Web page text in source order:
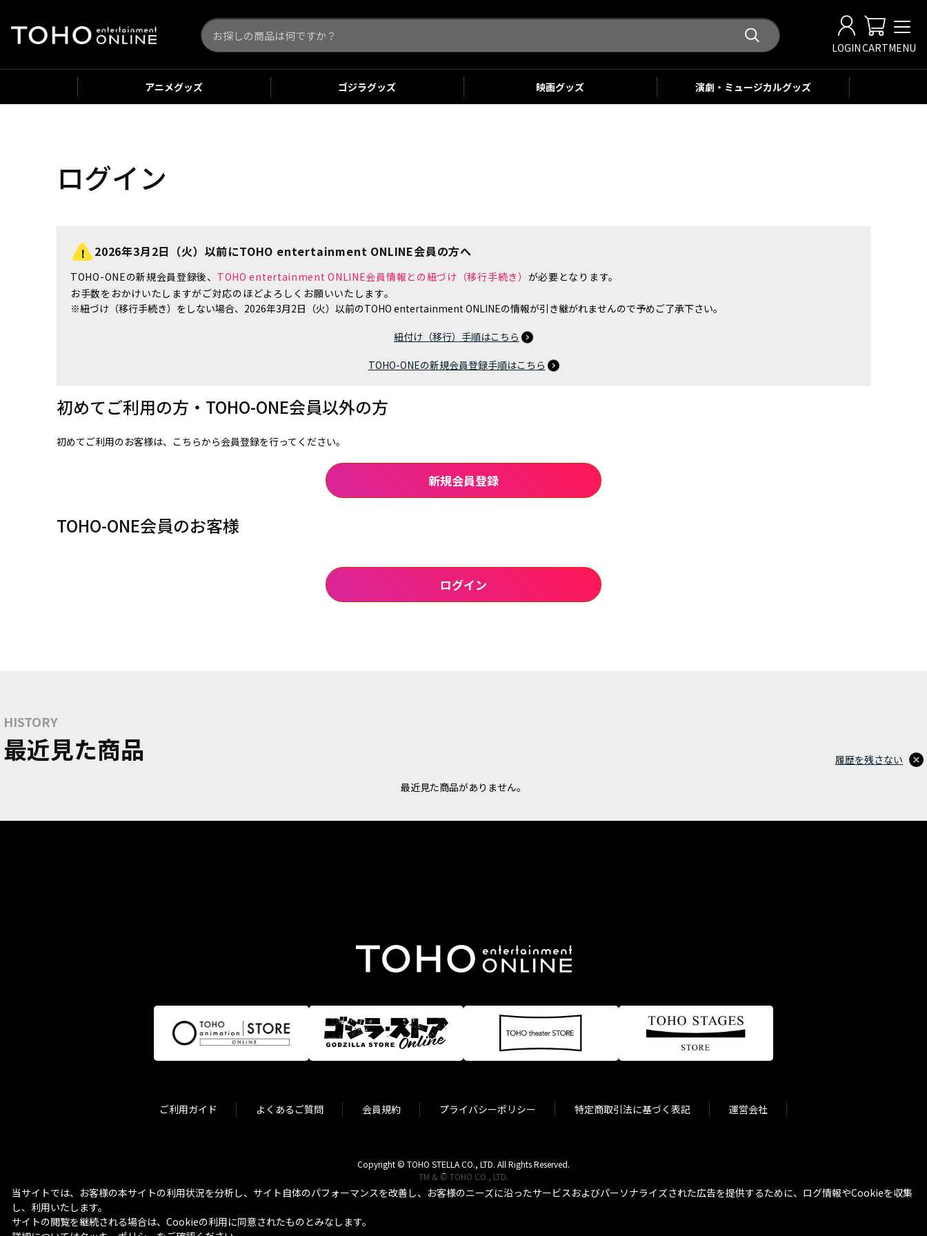
LOGINCARTMENU
アニメグッズ ゴジラグッズ 映画グッズ 演劇・ミュージカルグッズ
ログイン
2026年3月2日（火）以前にTOHO entertainment ONLINE会員の方へ
TOHO-ONEの新規会員登録後、 TOHO entertainment ONLINE会員情報との紐づけ（移行手続き） が必要となります。
お手数をおかけいたしますがご対応のほどよろしくお願いいたします。
※紐づけ（移行手続き）をしない場合、2026年3月2日（火）以前のTOHO entertainment ONLINEの情報が引き継がれませんので予めご了承下さい。
紐付け（移行）手順はこちら
TOHO-ONEの新規会員登録手順はこちら
初めてご利用の方・TOHO-ONE会員以外の方
初めてご利用のお客様は、こちらから会員登録を行ってください。
TOHO-ONE会員のお客様
HISTORY
最近見た商品
最近見た商品がありません。
履歴を残さない
ご利用ガイド よくあるご質問 会員規約 プライバシーポリシー 特定商取引法に基づく表記 運営会社
Copyright © TOHO STELLA CO., LTD. All Rights Reserved.
TM & © TOHO CO., LTD.
当サイトでは、お客様の本サイトの利用状況を分析し、サイト自体のパフォーマンスを改善し、お客様のニーズに沿ったサービスおよびパーソナライズされた広告を提供するために、ログ情報やCookieを収集
し、利用いたします。
サイトの閲覧を継続される場合は、Cookieの利用に同意されたものとみなします。